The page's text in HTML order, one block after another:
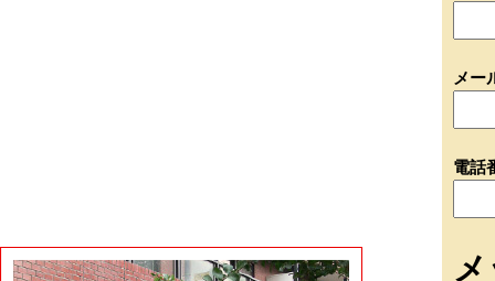
メー
電話